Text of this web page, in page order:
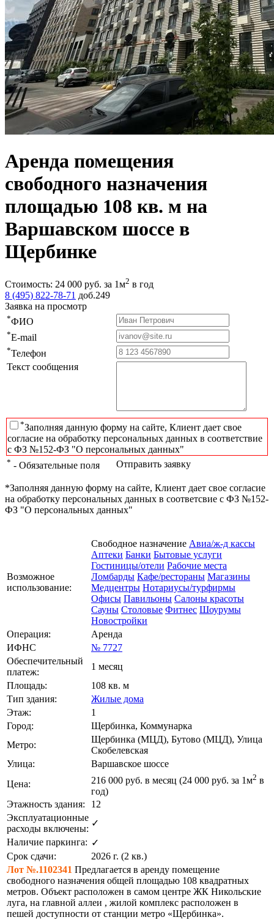
Аренда помещения
свободного назначения
площадью 108 кв. м на
Варшавском шоссе в
Щербинке
Стоимость: 24 000 руб. за 1м2 в год
8 (495) 822-78-71 доб.249
Заявка на просмотр
*ФИО
*E-mail
*Телефон
Текст сообщения
*Заполняя данную форму на сайте, Клиент дает свое
согласие на обработку персональных данных в соответствие
с ФЗ №152-ФЗ "О персональных данных"
* - Обязательные поля Отправить заявку
*Заполняя данную форму на сайте, Клиент дает свое согласие
на обработку персональных данных в соответсвие с ФЗ №152-
ФЗ "О персональных данных"
Возможное
использование:
Свободное назначение Авиа/ж-д кассы
Аптеки Банки Бытовые услуги
Гостиницы/отели Рабочие места
Ломбарды Кафе/рестораны Магазины
Медцентры Нотариусы/турфирмы
Офисы Павильоны Салоны красоты
Сауны Столовые Фитнес Шоурумы
Новостройки
Операция:
Аренда
ИФНС
№ 7727
Обеспечительный
платеж:
1 месяц
Площадь:
108 кв. м
Тип здания:
Жилые дома
Этаж:
1
Город:
Щербинка, Коммунарка
Метро:
Щербинка (МЦД), Бутово (МЦД), Улица
Скобелевская
Улица:
Варшавское шоссе
Цена:
216 000 руб. в месяц (24 000 руб. за 1м2 в
год)
Этажность здания:
12
Эксплуатационные
расходы включены:
✓
Наличие паркинга: ✓
Срок сдачи:
2026 г. (2 кв.)
Лот №.1102341 Предлагается в аренду помещение
свободного назначения общей площадью 108 квадратных
метров. Объект расположен в самом центре ЖК Никольские
луга, на главной аллеи , жилой комплекс расположен в
пешей доступности от станции метро «Щербинка».